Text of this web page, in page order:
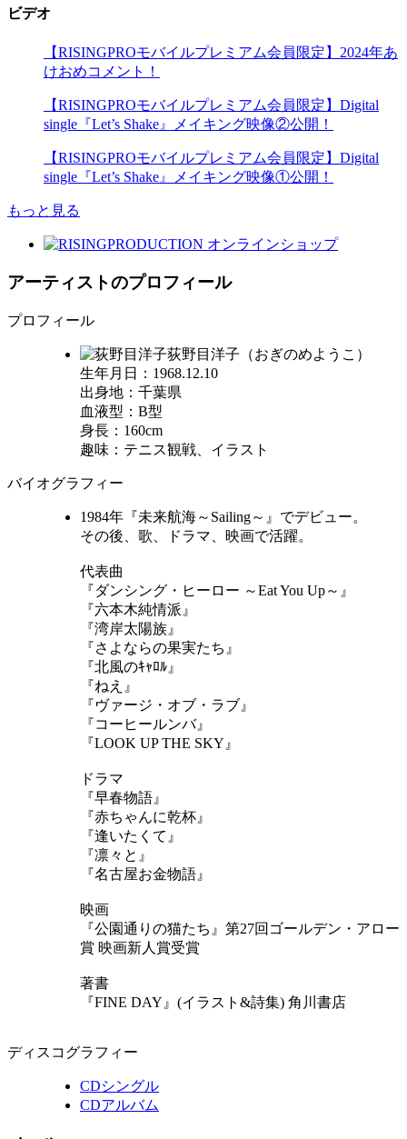
ビデオ
【RISINGPROモバイルプレミアム会員限定】2024年あ
けおめコメント！
【RISINGPROモバイルプレミアム会員限定】Digital
single『Let’s Shake』メイキング映像②公開！
【RISINGPROモバイルプレミアム会員限定】Digital
single『Let’s Shake』メイキング映像①公開！
もっと見る
アーティストのプロフィール
プロフィール
荻野目洋子（おぎのめようこ）
生年月日：1968.12.10
出身地：千葉県
血液型：B型
身長：160cm
趣味：テニス観戦、イラスト
バイオグラフィー
1984年『未来航海～Sailing～』でデビュー。
その後、歌、ドラマ、映画で活躍。
代表曲
『ダンシング・ヒーロー ～Eat You Up～』
『六本木純情派』
『湾岸太陽族』
『さよならの果実たち』
『北風のｷｬﾛﾙ』
『ねえ』
『ヴァージ・オブ・ラブ』
『コーヒールンバ』
『LOOK UP THE SKY』
ドラマ
『早春物語』
『赤ちゃんに乾杯』
『逢いたくて』
『凛々と』
『名古屋お金物語』
映画
『公園通りの猫たち』第27回ゴールデン・アロー
賞 映画新人賞受賞
著書
『FINE DAY』(イラスト&詩集) 角川書店
ディスコグラフィー
CDシングル
CDアルバム